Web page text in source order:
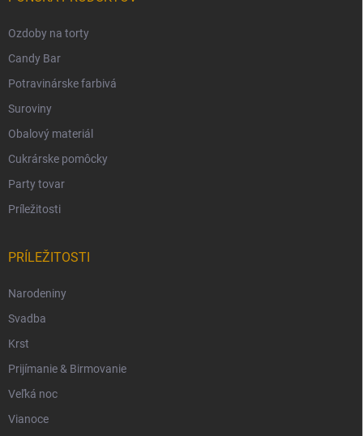
Ozdoby na torty
Candy Bar
Potravinárske farbivá
Suroviny
Obalový materiál
Cukrárske pomôcky
Party tovar
Príležitosti
PRÍLEŽITOSTI
Narodeniny
Svadba
Krst
Prijímanie & Birmovanie
Veľká noc
Vianoce